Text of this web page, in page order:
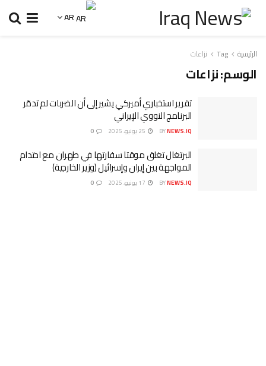
AR
الرئيسية Tag نزاعات
الوسم:نزاعات
تقرير استخباري أميركي يشير إلى أن الضربات لم تدمّر
البرنامج النووي الإيراني
BYNEWS.IQ
البرتغال تغلق موقتا سفارتها في طهران مع احتدام
المواجهة بين إيران وإسرائيل (وزير الخارجية)
BYNEWS.IQ